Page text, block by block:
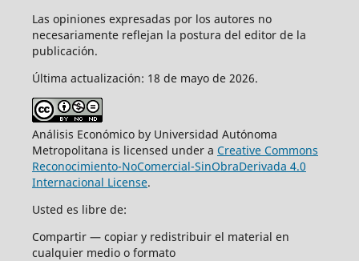
Las opiniones expresadas por los autores no
necesariamente reflejan la postura del editor de la
publicación.
Última actualización: 18 de mayo de 2026.
Análisis Económico by Universidad Autónoma
Metropolitana is licensed under a Creative Commons
Reconocimiento-NoComercial-SinObraDerivada 4.0
Internacional License.
Usted es libre de:
Compartir — copiar y redistribuir el material en
cualquier medio o formato